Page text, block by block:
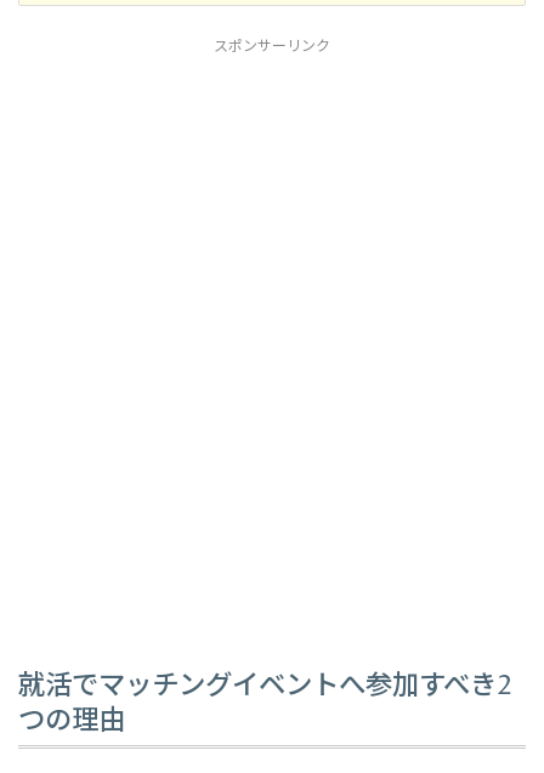
スポンサーリンク
就活でマッチングイベントへ参加すべき2
つの理由